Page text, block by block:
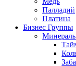
Палладий
Платина
Бизнес Группы